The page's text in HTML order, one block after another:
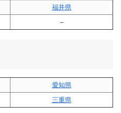
福井県
–
愛知県
三重県